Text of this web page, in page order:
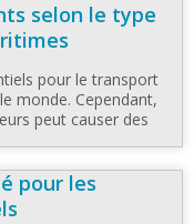
selon le type
pour le transport
monde. Cependant,
peut causer des
pour les